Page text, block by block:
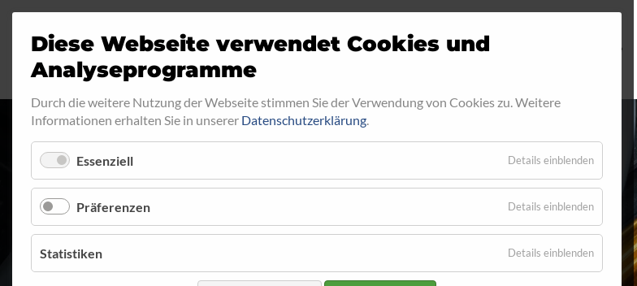
überspringen
Startseite
RINGFITTING 040
Startseite Programm Ringfitting Ringfitting 040
Diese Webseite verwendet Cookies und
Analyseprogramme
Durch die weitere Nutzung der Webseite stimmen Sie der Verwendung von Cookies zu. Weitere
Informationen erhalten Sie in unserer Datenschutzerklärung.
Essenziell Details einblenden
Präferenzen Details einblenden
Statistiken Details einblenden